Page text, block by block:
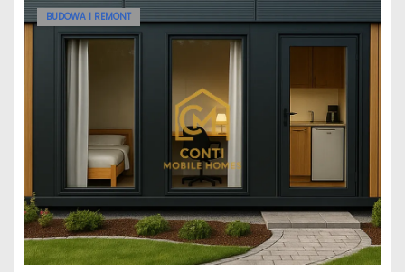
BUDOWA I REMONT